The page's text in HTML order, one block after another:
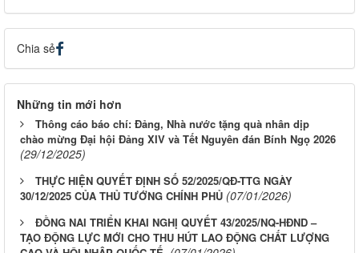
Chia sẻ
Những tin mới hơn
Thông cáo báo chí: Đảng, Nhà nước tặng quà nhân dịp
chào mừng Đại hội Đảng XIV và Tết Nguyên đán Bính Ngọ 2026
(29/12/2025)
THỰC HIỆN QUYẾT ĐỊNH SỐ 52/2025/QĐ-TTG NGÀY
30/12/2025 CỦA THỦ TƯỚNG CHÍNH PHỦ (07/01/2026)
ĐỒNG NAI TRIỂN KHAI NGHỊ QUYẾT 43/2025/NQ-HĐND –
TẠO ĐỘNG LỰC MỚI CHO THU HÚT LAO ĐỘNG CHẤT LƯỢNG